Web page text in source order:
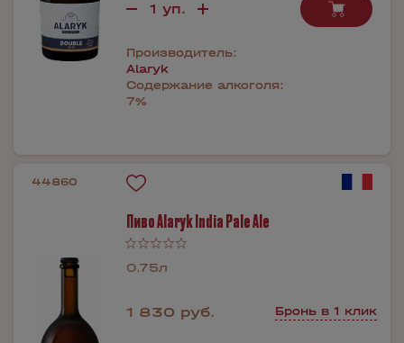
Производитель:
Alaryk
Содержание алкоголя:
7%
44860
Пиво Alaryk India Pale Ale
0.75л
1 830 руб. Бронь в 1 клик